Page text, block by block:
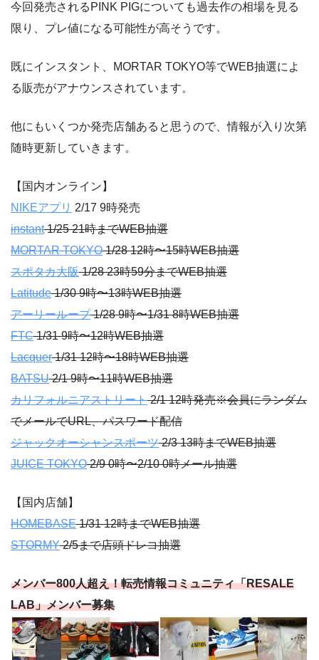
今回発売されるPINK PIGについても過去作の相場を見る
限り、プレ値になる可能性が高そうです。
既にインスタント、MORTAR TOKYO等でWEB抽選によ
る販売がアナウンスされています。
他にもいくつか発売店舗あると思うので、情報が入り次第
随時更新していきます。
【国内オンライン】
NIKEアプリ 2/17 9時発売
instant1/25 21時までWEB抽選
MORTAR TOKYO1/28 12時〜15時WEB抽選
スポタカ大阪1/28 23時59分までWEB抽選
Latitude1/30 9時〜13時WEB抽選
アーリーループ1/28 9時〜1/31 8時WEB抽選
FTC1/31 9時〜12時WEB抽選
Lacquer1/31 12時〜18時WEB抽選
BATSU2/1 9時〜11時WEB抽選
カリフォルニアストリート2/1 12時発売※会員にランダム
でメールでURL、パスワード配信
ジャックオーシャンスポーツ2/3 13時までWEB抽選
JUICE TOKYO2/9 0時〜2/10 0時メール抽選
【国内店舗】
HOMEBASE1/31 12時までWEB抽選
STORMY2/5まで店頭ドレコ抽選
メンバー800人超え！転売情報コミュニティ「RESALE
LAB」メンバー募集